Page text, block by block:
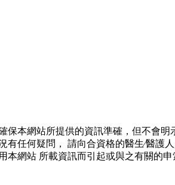
本網站所提供的資訊準確，但不會
任何疑問， 請向合資格的醫生∕醫護人
網站 所載資訊而引起或與之有關的申